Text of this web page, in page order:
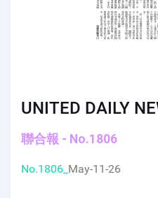
UNITED DAILY
聯合報 - No.1806
No.1806_ May-11-26